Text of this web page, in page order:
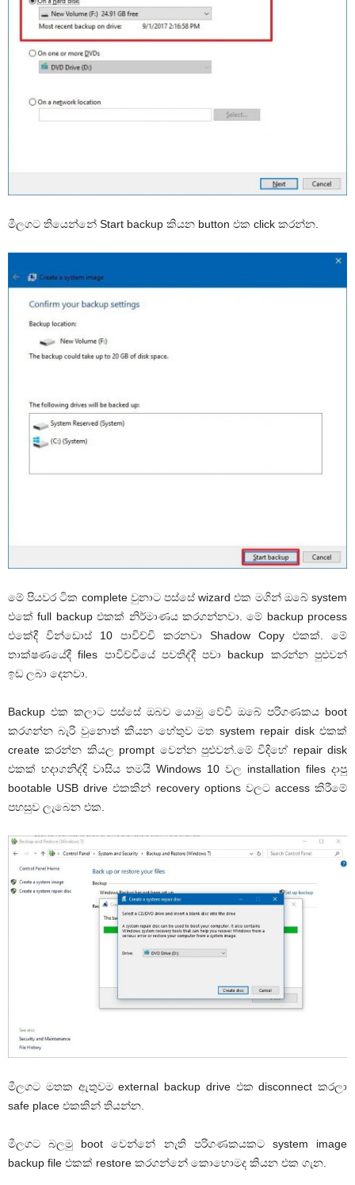
මීලගට තියෙන්නේ Start backup කියන button එක click කරන්න.
මේ පියවර ටික complete වුනාට පස්සේ wizard එක මගින් ඔබේ system
එකේ full backup එකක් නිර්මාණය කරගන්නවා. මේ backup process
එකේදී වින්ඩොස් 10 පාවිච්චි කරනවා Shadow Copy එකක්. මේ
තාක්ෂණයේදී files පාවිච්චියේ පවතිද්දී පවා backup කරන්න පුළුවන්
ඉඩ ලබා දෙනවා.
Backup එක කලාට පස්සේ ඔබව යොමු වේවි ඔබේ පරිගණකය boot
කරගන්න බැරි වුනොත් කියන හේතුව මත system repair disk එකක්
create කරන්න කියල prompt වෙන්න පුළුවන්.මේ විදිහේ repair disk
එකක් හදාගනිද්දි වාසිය තමයි Windows 10 වල installation files දාපු
bootable USB drive එකකින් recovery options වලට access කිරීමේ
පහසුව ලැබෙන එක.
මීලගට මතක ඇතුවම external backup drive එක disconnect කරලා
safe place එකකින් තියන්න.
මීලගට බලමු boot වෙන්නේ නැති පරිගණකයකට system image
backup file එකක් restore කරගන්නේ කොහොමද කියන එක ගැන.